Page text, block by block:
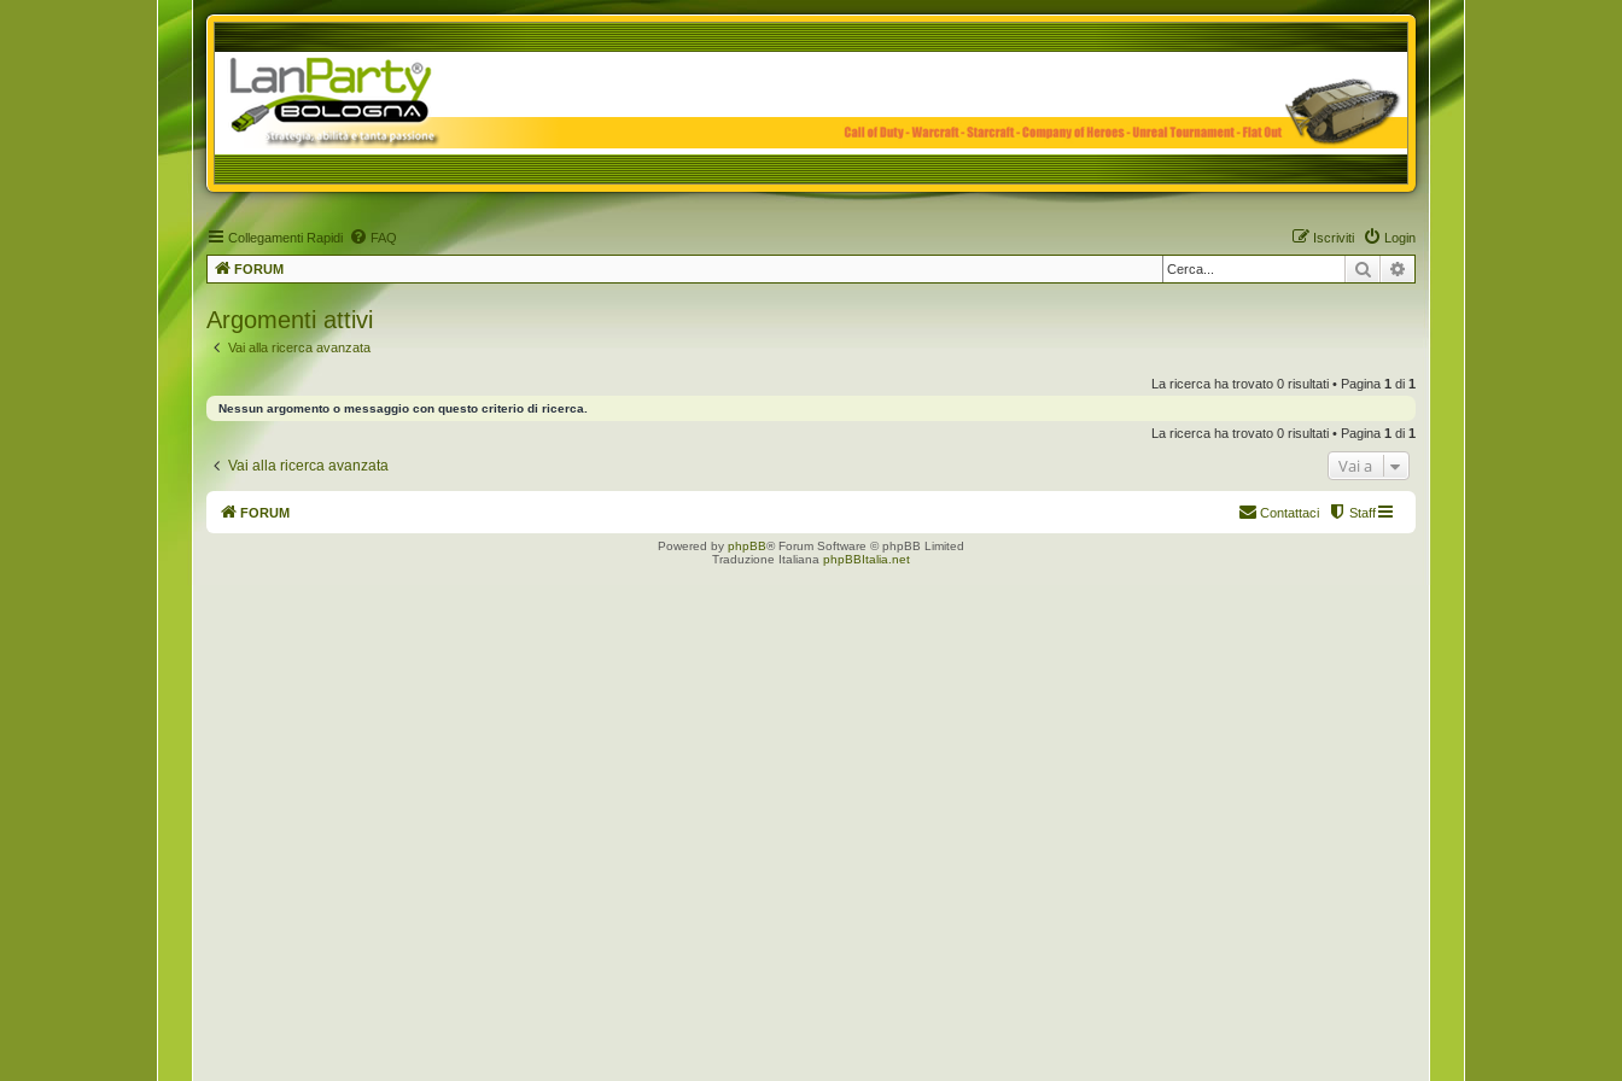
Collegamenti Rapidi FAQ Login
Iscriviti
FORUM Cerca
Argomenti attivi
Vai alla ricerca avanzata
La ricerca ha trovato 0 risultati • Pagina 1 di 1
Nessun argomento o messaggio con questo criterio di ricerca.
La ricerca ha trovato 0 risultati • Pagina 1 di 1
Vai alla ricerca avanzata Vai a
FORUM Staff
Contattaci
Powered by phpBB® Forum Software © phpBB Limited
Traduzione Italiana phpBBItalia.net